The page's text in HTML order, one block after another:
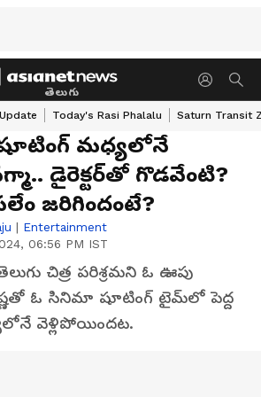
తెలుగు
Today's Rasi Phalalu Saturn Transit
మధ్యలోనే
డైరెక్టర్‌తో గొడవేంటి?
జరిగిందంటే?
| Entertainment
06:56 PM IST
చిత్ర పరిశ్రమని ఓ ఊపు
ఓ సినిమా షూటింగ్‌ టైమ్‌లో పెద్ద
వెళ్లిపోయిందట.